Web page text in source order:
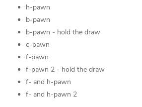
h-pawn
b-pawn
b-pawn - hold the draw
c-pawn
f-pawn
f-pawn 2 - hold the draw
f- and h-pawn
f- and h-pawn 2